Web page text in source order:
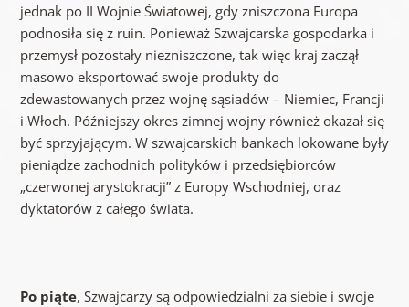
jednak po II Wojnie Światowej, gdy zniszczona Europa
podnosiła się z ruin. Ponieważ Szwajcarska gospodarka i
przemysł pozostały niezniszczone, tak więc kraj zaczął
masowo eksportować swoje produkty do
zdewastowanych przez wojnę sąsiadów – Niemiec, Francji
i Włoch. Późniejszy okres zimnej wojny również okazał się
być sprzyjającym. W szwajcarskich bankach lokowane były
pieniądze zachodnich polityków i przedsiębiorców
„czerwonej arystokracji” z Europy Wschodniej, oraz
dyktatorów z całego świata.
Po piąte, Szwajcarzy są odpowiedzialni za siebie i swoje